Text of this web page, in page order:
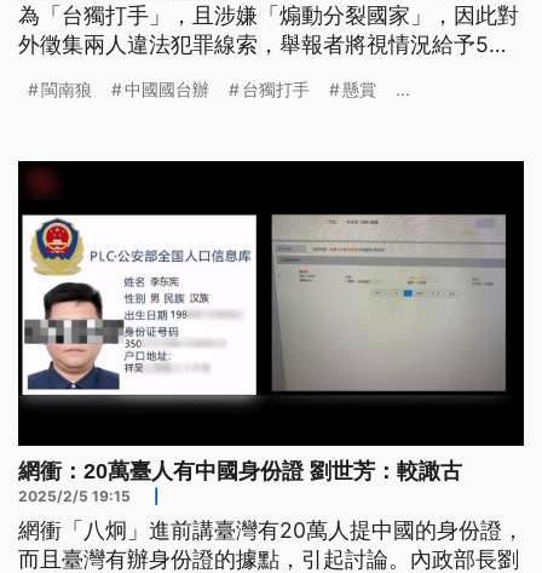
為「台獨打手」，且涉嫌「煽動分裂國家」，因此對
外徵集兩人違法犯罪線索，舉報者將視情況給予5萬
金。
閩南狼 中國國台辦 台獨打手 懸賞 ...
網衝：20萬臺人有中國身份證 劉世芳：較譀古
2025/2/5 19:15
網衝「八炯」進前講臺灣有20萬人提中國的身份證，
而且臺灣有辦身份證的據點，引起討論。內政部長劉